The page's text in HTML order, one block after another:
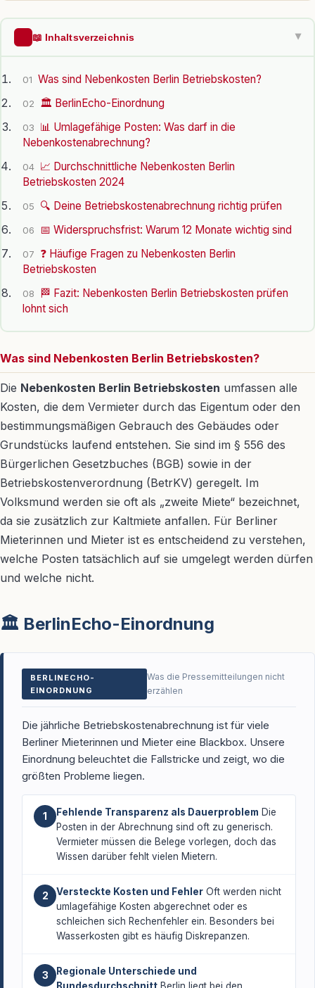
📖 Inhaltsverzeichnis ▶
01 Was sind Nebenkosten Berlin Betriebskosten?
02 🏛️ BerlinEcho-Einordnung
03
📊 Umlagefähige Posten: Was darf in die
Nebenkostenabrechnung?
04 📈 Durchschnittliche Nebenkosten Berlin
Betriebskosten 2024
05 🔍 Deine Betriebskostenabrechnung richtig prüfen
06 📅 Widerspruchsfrist: Warum 12 Monate wichtig sind
07
❓ Häufige Fragen zu Nebenkosten Berlin
Betriebskosten
08
🏁 Fazit: Nebenkosten Berlin Betriebskosten prüfen
lohnt sich
Was sind Nebenkosten Berlin Betriebskosten?
Die Nebenkosten Berlin Betriebskosten umfassen alle
Kosten, die dem Vermieter durch das Eigentum oder den
bestimmungsmäßigen Gebrauch des Gebäudes oder
Grundstücks laufend entstehen. Sie sind im § 556 des
Bürgerlichen Gesetzbuches (BGB) sowie in der
Betriebskostenverordnung (BetrKV) geregelt. Im
Volksmund werden sie oft als „zweite Miete“ bezeichnet,
da sie zusätzlich zur Kaltmiete anfallen. Für Berliner
Mieterinnen und Mieter ist es entscheidend zu verstehen,
welche Posten tatsächlich auf sie umgelegt werden dürfen
und welche nicht.
🏛️ BerlinEcho-Einordnung
BERLINECHO-
EINORDNUNG
Was die Pressemitteilungen nicht
erzählen
Die jährliche Betriebskostenabrechnung ist für viele
Berliner Mieterinnen und Mieter eine Blackbox. Unsere
Einordnung beleuchtet die Fallstricke und zeigt, wo die
größten Probleme liegen.
1 Fehlende Transparenz als Dauerproblem Die
Posten in der Abrechnung sind oft zu generisch.
Vermieter müssen die Belege vorlegen, doch das
Wissen darüber fehlt vielen Mietern.
2 Versteckte Kosten und Fehler Oft werden nicht
umlagefähige Kosten abgerechnet oder es
schleichen sich Rechenfehler ein. Besonders bei
Wasserkosten gibt es häufig Diskrepanzen.
3
Regionale Unterschiede und
Bundesdurchschnitt Berlin liegt bei den